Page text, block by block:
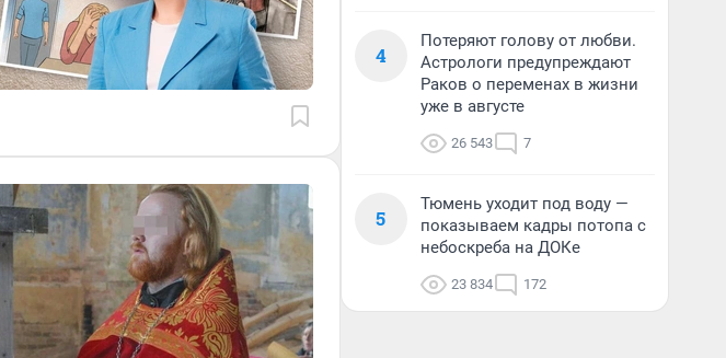
4
Потеряют голову от любви.
Астрологи предупреждают
Раков о переменах в жизни
уже в августе
26 543 7
5
Тюмень уходит под воду —
показываем кадры потопа с
небоскреба на ДОКе
23 834 172